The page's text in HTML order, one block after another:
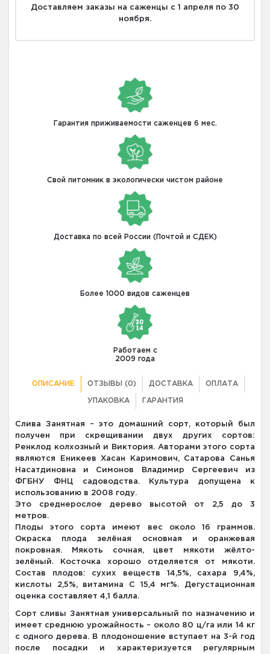
Доставляем заказы на саженцы с 1 апреля по 30
ноября.
Гарантия приживаемости саженцев 6 мес.
Свой питомник в экологически чистом районе
Доставка по всей России (Почтой и СДЕК)
Более 1000 видов саженцев
Работаем с
2009 года
ОПИСАНИЕ ОТЗЫВЫ (0) ДОСТАВКА ОПЛАТА
УПАКОВКА ГАРАНТИЯ
Слива Занятная – это домашний сорт, который был
получен при скрещивании двух других сортов:
Ренклод колхозный и Виктория. Авторами этого сорта
являются Еникеев Хасан Каримович, Сатарова Санья
Насатдиновна и Симонов Владимир Сергеевич из
ФГБНУ ФНЦ садоводства. Культура допущена к
использованию в 2008 году.
Это среднерослое дерево высотой от 2,5 до 3
метров.
Плоды этого сорта имеют вес около 16 граммов.
Окраска плода зелёная основная и оранжевая
покровная. Мякоть сочная, цвет мякоти жёлто-
зелёный. Косточка хорошо отделяется от мякоти.
Состав плодов: сухих веществ 14,5%, сахара 9,4%,
кислоты 2,5%, витамина C 15,4 мг%. Дегустационная
оценка составляет 4,1 балла.
Сорт сливы Занятная универсальный по назначению и
имеет среднюю урожайность – около 80 ц/га или 14 кг
с одного дерева. В плодоношение вступает на 3-й год
после посадки и характеризуется регулярным